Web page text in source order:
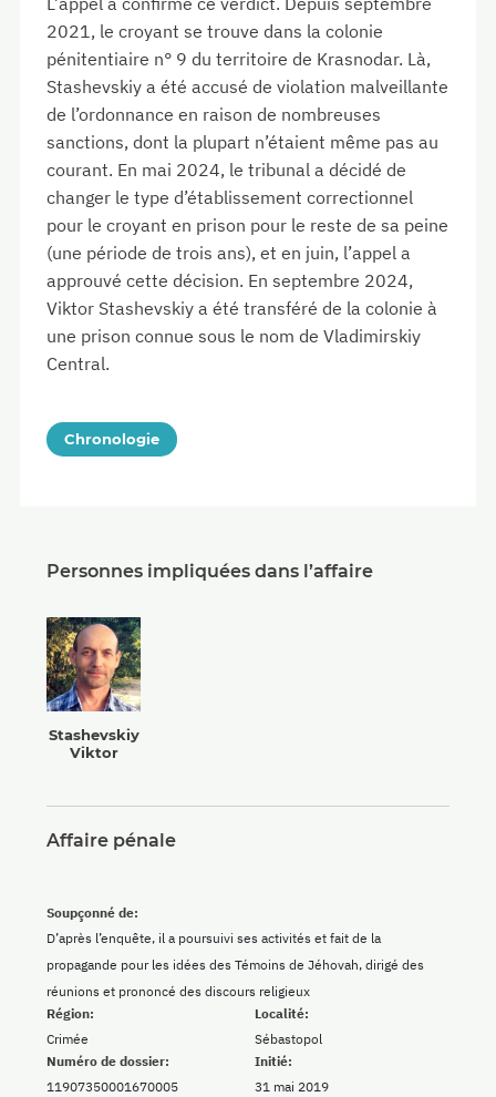
2021, le croyant se trouve dans la colonie
pénitentiaire n° 9 du territoire de Krasnodar. Là,
Stashevskiy a été accusé de violation malveillante
de l’ordonnance en raison de nombreuses
sanctions, dont la plupart n’étaient même pas au
courant. En mai 2024, le tribunal a décidé de
changer le type d’établissement correctionnel
pour le croyant en prison pour le reste de sa peine
(une période de trois ans), et en juin, l’appel a
approuvé cette décision. En septembre 2024,
Viktor Stashevskiy a été transféré de la colonie à
une prison connue sous le nom de Vladimirskiy
Central.
Chronologie
Personnes impliquées dans l’affaire
Stashevskiy
Viktor
Affaire pénale
Région:
Crimée
Localité:
Sébastopol
Soupçonné de:
D’après l’enquête, il a poursuivi ses activités et fait de la
propagande pour les idées des Témoins de Jéhovah, dirigé des
réunions et prononcé des discours religieux
Numéro de dossier:
11907350001670005
Initié:
31 mai 2019